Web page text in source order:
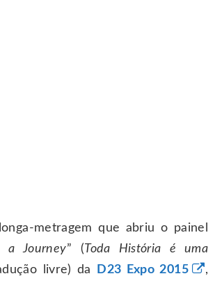
metragem que abriu o painel
a Journey” (Toda História é uma
livre) da D23 Expo 2015
,